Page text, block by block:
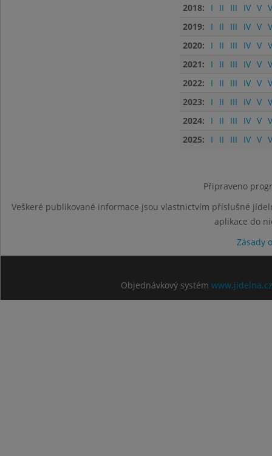
2018:
I II III IV V
2019:
I II III IV V
2020:
I II III IV V
2021:
I II III IV V
2022:
I II III IV V
2023:
I II III IV V
2024:
I II III IV V
2025:
I II III IV V
Připraveno
Veškeré publikované informace jsou vlastnictvím příslušné
aplikace do
Zásady
Objednávkový systém www.jidelna.cz